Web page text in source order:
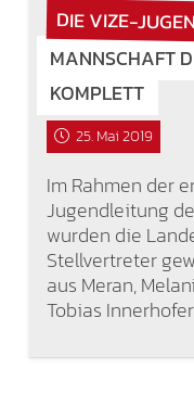
DIE VIZE-
MANNSCHAFT
KOMPLETT
25. Mai 2019
Im Rahmen der
Jugendleitung
wurden die
Stellvertreter
aus Meran,
Tobias